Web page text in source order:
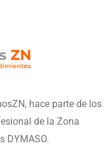
hace parte de los
de la Zona
DYMASO.